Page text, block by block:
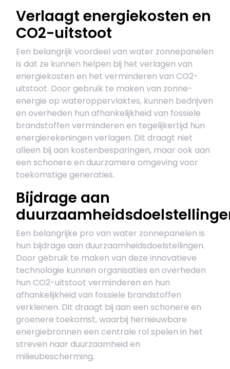
Verlaagt energiekosten en
CO2-uitstoot
Een belangrijk voordeel van water zonnepanelen
is dat ze kunnen helpen bij het verlagen van
energiekosten en het verminderen van CO2-
uitstoot. Door gebruik te maken van zonne-
energie op wateroppervlaktes, kunnen bedrijven
en overheden hun afhankelijkheid van fossiele
brandstoffen verminderen en tegelijkertijd hun
energierekeningen verlagen. Dit draagt niet
alleen bij aan kostenbesparingen, maar ook aan
een schonere en duurzamere omgeving voor
toekomstige generaties.
Bijdrage aan
Een belangrijke pro van water zonnepanelen is
hun bijdrage aan duurzaamheidsdoelstellingen.
Door gebruik te maken van deze innovatieve
technologie kunnen organisaties en overheden
hun CO2-uitstoot verminderen en hun
afhankelijkheid van fossiele brandstoffen
verkleinen. Dit draagt bij aan een schonere en
groenere toekomst, waarbij hernieuwbare
energiebronnen een centrale rol spelen in het
streven naar duurzaamheid en
milieubescherming.